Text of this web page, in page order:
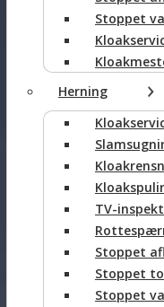
Stoppet
Herning
TV-
Stoppet
Stoppet
Stoppet